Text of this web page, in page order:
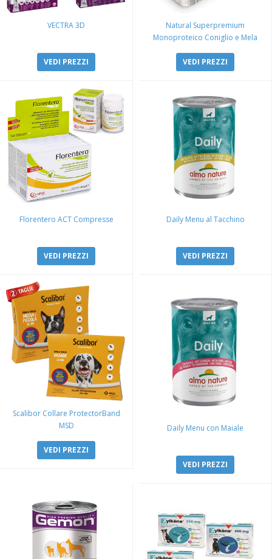
VECTRA 3D
VEDI PREZZI
Natural Superpremium
Monoproteico Coniglio e Mela
VEDI PREZZI
Florentero ACT Compresse
VEDI PREZZI
Daily Menu al Tacchino
VEDI PREZZI
Scalibor Collare ProtectorBand
MSD
VEDI PREZZI
Daily Menu con Maiale
VEDI PREZZI